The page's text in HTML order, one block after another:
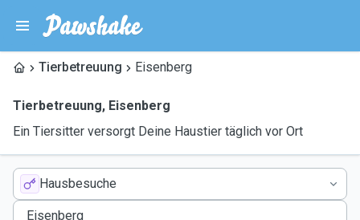
Tierbetreuung Eisenberg
Tierbetreuung, Eisenberg
Ein Tiersitter versorgt Deine Haustier täglich vor Ort
Hausbesuche